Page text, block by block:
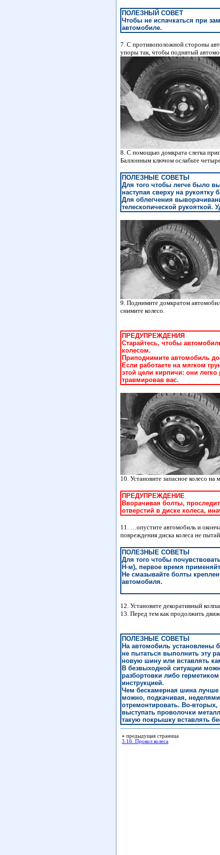
ПОЛЕЗНЫЙ СОВЕТ
Чтобы не испачкаться при
автомобиле.
7. С противоположной стороны
упоры так, чтобы поднятый
8. С помощью домкрата слегка
Баллонным ключом ослабьте
ПОЛЕЗНЫЕ СОВЕТЫ
Для того чтобы легче было
наступая сверху на рукоятку
Для облегчения
телескопической
9. Поднимите домкратом
снимите колесо.
ПРЕДУПРЕЖДЕНИЯ
Старайтесь, чтобы
колесом.
Приподнимите автомобиль
Если работаете на мягком
этой цели кирпичи: они
травмировав вас.
10. Установите запасное колесо
ПРЕДУПРЕЖДЕНИЕ
Вворачивая болты,
отверстий в диске колеса,
11. …опустите автомобиль и
повреждения диска колеса не
ПОЛЕЗНЫЕ СОВЕТЫ
Для того чтобы
Н·м), первое время
Не смазывайте болты
автомобиля.
12. Установите декоративный
13. Перед тем как продолжить
ПОЛЕЗНЫЕ СОВЕТЫ
На автомобиль установлены
не пытаться выполнить эту
новую шину или вставлять
В безвыходной ситуации
разбортовки либо
инструкцией.
Чем бескамерная шина лучше
можно, подкачивая, неделями
отремонтировать. Во-
выступать проволочки
такую покрышку вставлять
« предыдущая страница
3.16. Прокол колеса